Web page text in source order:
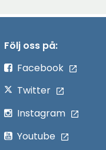
Följ oss på:
Facebook
Twitter
Instagram
Youtube